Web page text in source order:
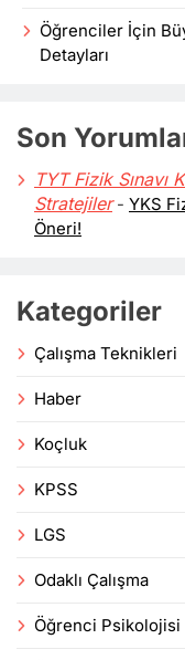
Öğrenciler İçin
Detayları
Son
TYT Fizik Sınavı
Stratejiler- YKS
Öneri!
Kategoriler
Çalışma Teknikleri
Haber
Koçluk
KPSS
LGS
Odaklı Çalışma
Öğrenci Psikolojisi